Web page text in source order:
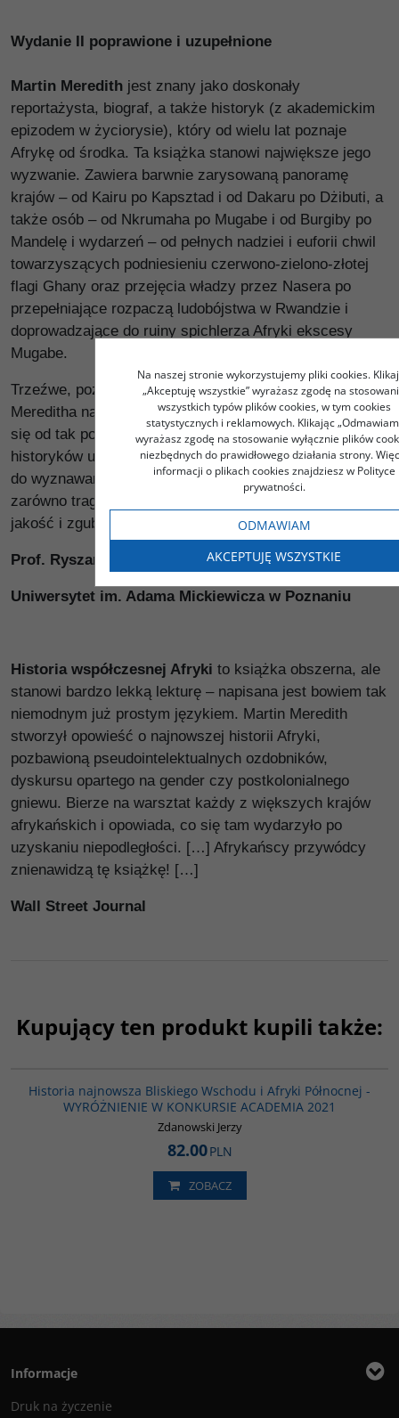
Wydanie II poprawione i uzupełnione
Martin Meredith jest znany jako doskonały
reportażysta, biograf, a także historyk (z akademickim
epizodem w życiorysie), który od wielu lat poznaje
Afrykę od środka. Ta książka stanowi największe jego
wyzwanie. Zawiera barwnie zarysowaną panoramę
krajów – od Kairu po Kapsztad i od Dakaru po Dżibuti, a
także osób – od Nkrumaha po Mugabe i od Burgiby po
Mandelę i wydarzeń – od pełnych nadziei i euforii chwil
towarzyszących podniesieniu czerwono-zielono-złotej
flagi Ghany oraz przejęcia władzy przez Nasera po
przepełniające rozpaczą ludobójstwa w Rwandzie i
doprowadzające do ruiny spichlerza Afryki ekscesy
Mugabe.
Trzeźwe, pozbawione ideologicznej otoczki spojrzenie
Mereditha na Afrykę i jej współczesne problemy różni
się od tak popularnego wśród profesjonalnych
historyków ujęcia, zdominowanego przez nawoływanie
do wyznawania europejskich grzechów. Autor ukazuje
zarówno tragiczne dziedzictwo kolonializmu, jak i fatalną
jakość i zgubną dla Afryki rolę rodzimych elit.
Prof. Ryszard Vorbrich
Uniwersytet im. Adama Mickiewicza w Poznaniu
Historia współczesnej Afryki to książka obszerna, ale
stanowi bardzo lekką lekturę – napisana jest bowiem tak
niemodnym już prostym językiem. Martin Meredith
stworzył opowieść o najnowszej historii Afryki,
pozbawioną pseudointelektualnych ozdobników,
dyskursu opartego na gender czy postkolonialnego
gniewu. Bierze na warsztat każdy z większych krajów
afrykańskich i opowiada, co się tam wydarzyło po
uzyskaniu niepodległości. […] Afrykańscy przywódcy
znienawidzą tę książkę! […]
Wall Street Journal
Kupujący ten produkt kupili także:
Historia najnowsza Bliskiego Wschodu i Afryki Północnej -
WYRÓŻNIENIE W KONKURSIE ACADEMIA 2021
Zdanowski Jerzy
82.00PLN
ZOBACZ
Informacje
Druk na życzenie
Na naszej stronie wykorzystujemy pliki cookies.
„Akceptuję wszystkie” wyrażasz zgodę na
wszystkich typów plików cookies, w tym cookies
statystycznych i reklamowych. Klikając
wyrażasz zgodę na stosowanie wyłącznie plików
niezbędnych do prawidłowego działania strony.
informacji o plikach cookies znajdziesz w Polityce
prywatności.
ODMAWIAM
AKCEPTUJĘ WSZYSTKIE